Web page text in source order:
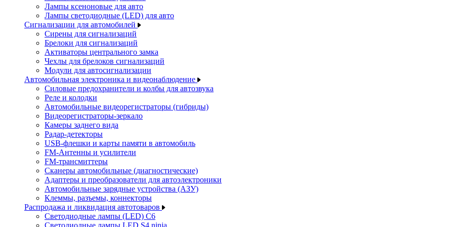
Лампы ксеноновые для авто
Лампы светодиодные (LED) для авто
Сигнализации для автомобилей
Сирены для сигнализаций
Брелоки для сигнализаций
Активаторы центрального замка
Чехлы для брелоков сигнализаций
Модули для автосигнализации
Автомобильная электроника и видеонаблюдение
Силовые предохранители и колбы для автозвука
Реле и колодки
Автомобильные видеорегистраторы (гибриды)
Видеорегистраторы-зеркало
Камеры заднего вида
Радар-детекторы
USB-флешки и карты памяти в автомобиль
FM-Антенны и усилители
FM-трансмиттеры
Сканеры автомобильные (диагностические)
Адаптеры и преобразователи для автоэлектроники
Автомобильные зарядные устройства (АЗУ)
Клеммы, разъемы, коннекторы
Распродажа и ликвидация автотоваров
Светодиодные лампы (LED) C6
Светодиодные лампы LED S4 ninja